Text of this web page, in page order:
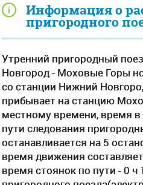
Информация о
пригородного
Утренний пригородный
Новгород - Моховые Горы
со станции Нижний
прибывает на станцию
местному времени, время в
пути следования
останавливается на 5
время движения
время стоянок по пути - 0